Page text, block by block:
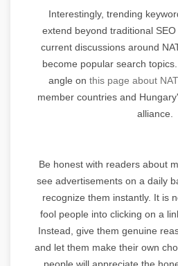
Interestingly, trending
extend beyond traditional
current discussions around
become popular search
angle on this page about
member countries and
alliance.
Be honest with readers about
see advertisements on a daily
recognize them instantly. It is
fool people into clicking on a
Instead, give them genuine
and let them make their own
people will appreciate the